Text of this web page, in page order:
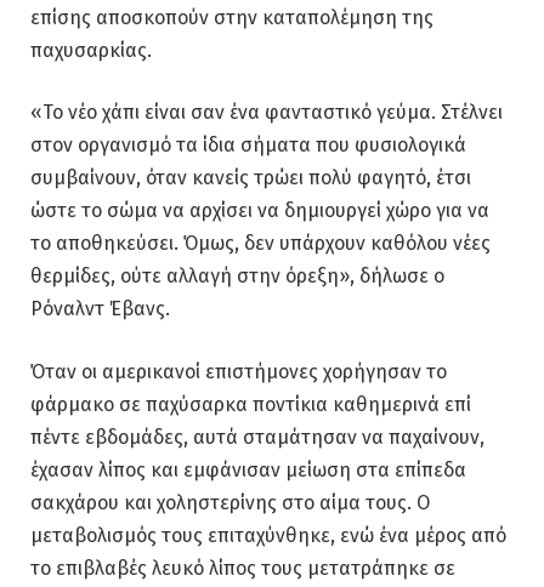
επίσης αποσκοπούν στην καταπολέμηση της
παχυσαρκίας.
«Το νέο χάπι είναι σαν ένα φανταστικό γεύμα. Στέλνει
στον οργανισμό τα ίδια σήματα που φυσιολογικά
συμβαίνουν, όταν κανείς τρώει πολύ φαγητό, έτσι
ώστε το σώμα να αρχίσει να δημιουργεί χώρο για να
το αποθηκεύσει. Όμως, δεν υπάρχουν καθόλου νέες
θερμίδες, ούτε αλλαγή στην όρεξη», δήλωσε ο
Ρόναλντ Έβανς.
Όταν οι αμερικανοί επιστήμονες χορήγησαν το
φάρμακο σε παχύσαρκα ποντίκια καθημερινά επί
πέντε εβδομάδες, αυτά σταμάτησαν να παχαίνουν,
έχασαν λίπος και εμφάνισαν μείωση στα επίπεδα
σακχάρου και χοληστερίνης στο αίμα τους. Ο
μεταβολισμός τους επιταχύνθηκε, ενώ ένα μέρος από
το επιβλαβές λευκό λίπος τους μετατράπηκε σε